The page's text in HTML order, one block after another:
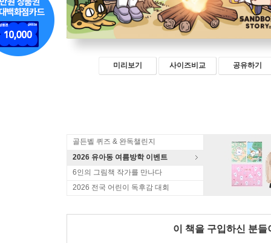
미리보기 사이즈비교 공유하기
골든벨 퀴즈 & 완독챌린지
2026 유아동 여름방학 이벤트
6인의 그림책 작가를 만나다
2026 전국 어린이 독후감 대회
이 책을 구입하신 분